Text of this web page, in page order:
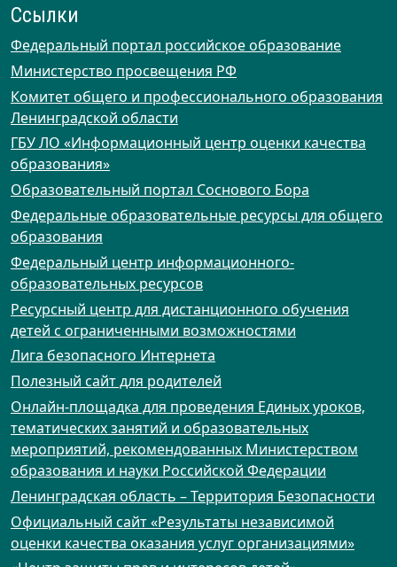
Ссылки
Федеральный портал российское образование
Министерство просвещения РФ
Комитет общего и профессионального образования
Ленинградской области
ГБУ ЛО «Информационный центр оценки качества
образования»
Образовательный портал Соснового Бора
Федеральные образовательные ресурсы для общего
образования
Федеральный центр информационного-
образовательных ресурсов
Ресурсный центр для дистанционного обучения
детей с ограниченными возможностями
Лига безопасного Интернета
Полезный сайт для родителей
Онлайн-площадка для проведения Единых уроков,
тематических занятий и образовательных
мероприятий, рекомендованных Министерством
образования и науки Российской Федерации
Ленинградская область – Территория Безопасности
Официальный сайт «Результаты независимой
оценки качества оказания услуг организациями»